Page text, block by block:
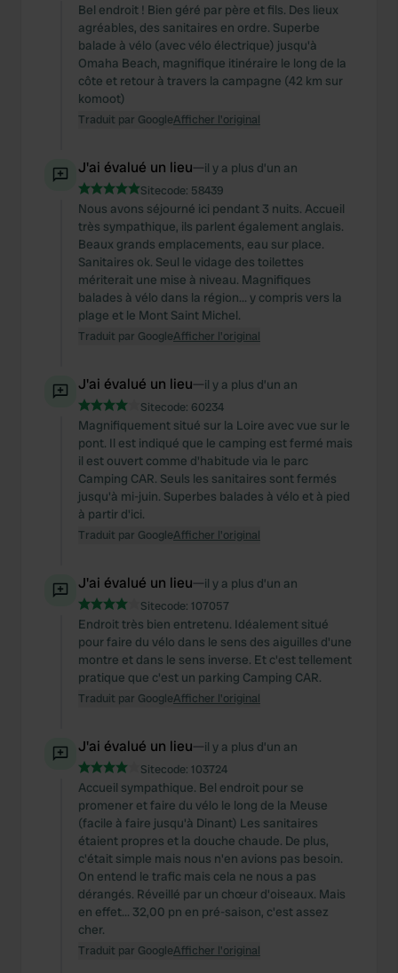
Bel endroit ! Bien géré par père et fils. Des lieux
agréables, des sanitaires en ordre. Superbe
balade à vélo (avec vélo électrique) jusqu'à
Omaha Beach, magnifique itinéraire le long de la
côte et retour à travers la campagne (42 km sur
komoot)
Traduit par GoogleAfficher l'original
J'ai évalué un lieu—il y a plus d’un an
Sitecode: 58439
Nous avons séjourné ici pendant 3 nuits. Accueil
très sympathique, ils parlent également anglais.
Beaux grands emplacements, eau sur place.
Sanitaires ok. Seul le vidage des toilettes
mériterait une mise à niveau. Magnifiques
balades à vélo dans la région... y compris vers la
plage et le Mont Saint Michel.
Traduit par GoogleAfficher l'original
J'ai évalué un lieu—il y a plus d’un an
Sitecode: 60234
Magnifiquement situé sur la Loire avec vue sur le
pont. Il est indiqué que le camping est fermé mais
il est ouvert comme d'habitude via le parc
Camping CAR. Seuls les sanitaires sont fermés
jusqu'à mi-juin. Superbes balades à vélo et à pied
à partir d'ici.
Traduit par GoogleAfficher l'original
J'ai évalué un lieu—il y a plus d’un an
Sitecode: 107057
Endroit très bien entretenu. Idéalement situé
pour faire du vélo dans le sens des aiguilles d'une
montre et dans le sens inverse. Et c'est tellement
pratique que c'est un parking Camping CAR.
Traduit par GoogleAfficher l'original
J'ai évalué un lieu—il y a plus d’un an
Sitecode: 103724
Accueil sympathique. Bel endroit pour se
promener et faire du vélo le long de la Meuse
(facile à faire jusqu'à Dinant) Les sanitaires
étaient propres et la douche chaude. De plus,
c'était simple mais nous n'en avions pas besoin.
On entend le trafic mais cela ne nous a pas
dérangés. Réveillé par un chœur d'oiseaux. Mais
en effet... 32,00 pn en pré-saison, c'est assez
cher.
Traduit par GoogleAfficher l'original